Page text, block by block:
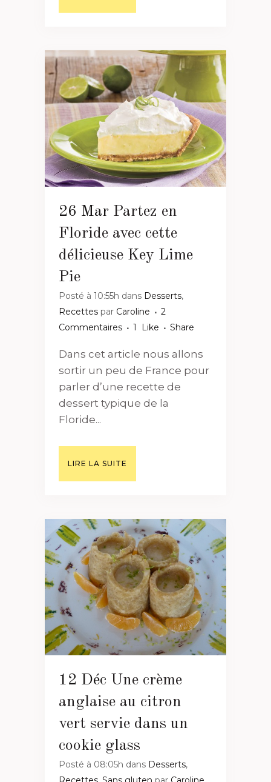
26 Mar Partez en
Floride avec cette
délicieuse Key Lime
Pie
Posté à 10:55h dans Desserts,
Recettes par Caroline
2
Commentaires
1 Like Share
Dans cet article nous allons
sortir un peu de France pour
parler d’une recette de
dessert typique de la
Floride...
LIRE LA SUITE
12 Déc Une crème
anglaise au citron
vert servie dans un
cookie glass
Posté à 08:05h dans Desserts,